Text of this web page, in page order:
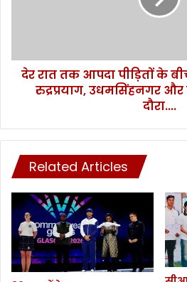
रहे
मुख्यमंत्री,
रुद्रप्रयाग,
नैनीताल
किया
दौरा....
देर रात तक आपदा पीड़ितों के
रुद्रप्रयाग, उधमसिंहनगर
दौरा....
Related Articles